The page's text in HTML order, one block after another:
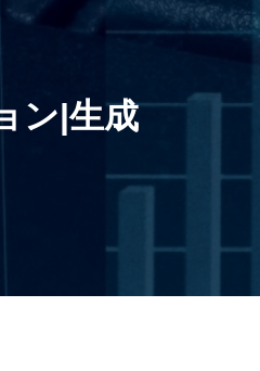
ン|生成